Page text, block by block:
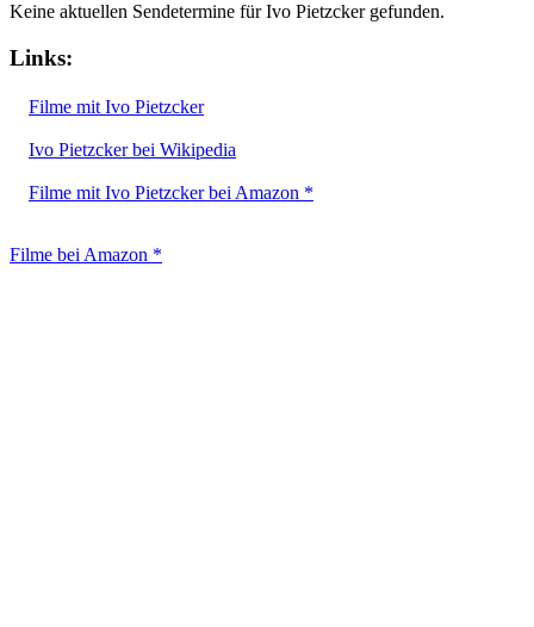
Keine aktuellen Sendetermine für Ivo Pietzcker gefunden.
Links:
Filme mit Ivo Pietzcker
Ivo Pietzcker bei Wikipedia
Filme mit Ivo Pietzcker bei Amazon *
Filme bei Amazon *